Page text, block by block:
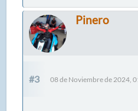
Pinero
#3 08 de Noviembre de 2024,